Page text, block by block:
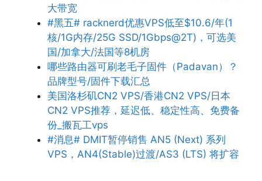
大带宽
#黑五# racknerd优惠VPS低至$10.6/年(1
核/1G内存/25G SSD/1Gbps@2T)，可选美
国/加拿大/法国等8机房
哪些路由器可刷老毛子固件（Padavan）？
品牌型号/固件下载汇总
美国洛杉矶CN2 VPS/香港CN2 VPS/日本
CN2 VPS推荐，延迟低、稳定性高、免费备
份_搬瓦工vps
#消息# DMIT暂停销售 AN5 (Next) 系列
VPS，AN4(Stable)过渡/AS3 (LTS) 将扩容